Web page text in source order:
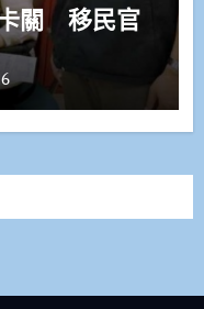
關 移民官